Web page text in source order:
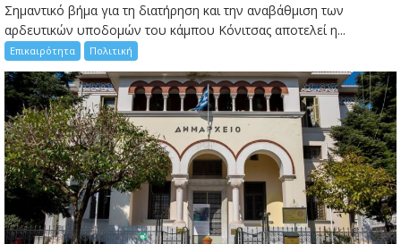
Σημαντικό βήμα για τη διατήρηση και την αναβάθμιση των
αρδευτικών υποδομών του κάμπου Κόνιτσας αποτελεί η...
Επικαιρότητα Πολιτική